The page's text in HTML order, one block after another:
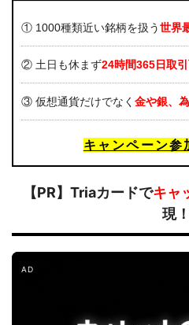
① 1000種類近い銘柄を扱う世界
② 土日も休まず24時間365日取
③ 仮想通貨だけでなく 金や銀、
キャンペーン参
【PR】Triaカードでキャ
現！
AD